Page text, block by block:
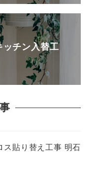
チン入替工
ス貼り替え工事 明石